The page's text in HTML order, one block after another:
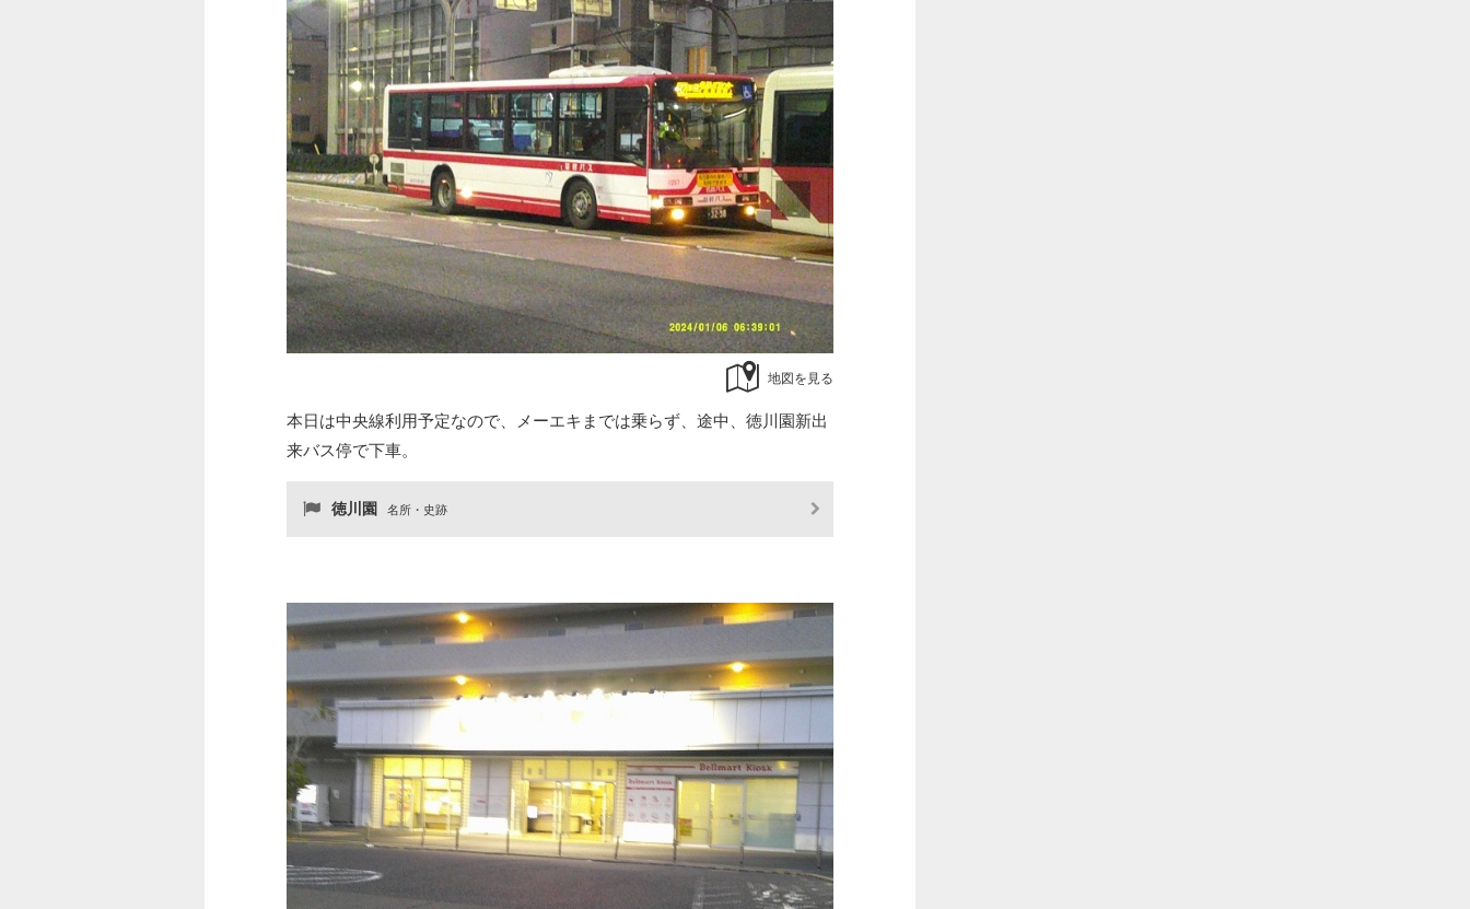
地図を見る
本日は中央線利用予定なので、メーエキまでは乗らず、途中、徳川園新出
来バス停で下車。
徳川園 名所・史跡